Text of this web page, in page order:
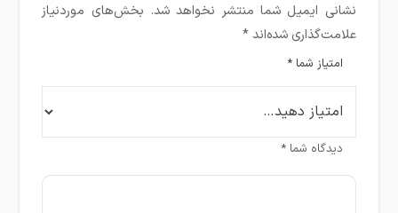
نشانی ایمیل شما منتشر نخواهد شد. بخش‌های موردنیاز
علامت‌گذاری شده‌اند*
امتیاز شما*
دیدگاه شما*